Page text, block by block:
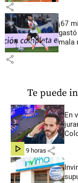
share
¡67
gastó
mala
share
Te puede
En
hace 9 horas share